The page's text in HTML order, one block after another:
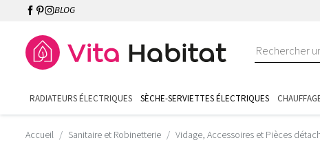
BLOG
RADIATEURS ÉLECTRIQUES SÈCHE-SERVIETTES ÉLECTRIQUES
Accueil Sanitaire et Robinetterie Vidage, Accessoires et Pièces